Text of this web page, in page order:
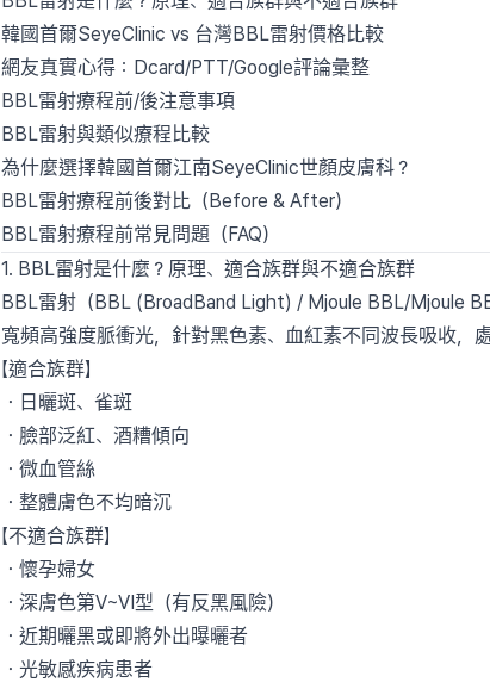
韓國首爾SeyeClinic vs 台灣BBL雷射價格比較
網友真實心得：Dcard/PTT/Google評論彙整
BBL雷射療程前/後注意事項
BBL雷射與類似療程比較
為什麼選擇韓國首爾江南SeyeClinic世顏皮膚科？
BBL雷射療程前後對比（Before & After）
BBL雷射療程前常見問題（FAQ）
1. BBL雷射是什麼？原理、適合族群與不適合族群
BBL雷射（BBL (BroadBand Light) / Mjoule BBL/Mjoule
寬頻高強度脈衝光，針對黑色素、血紅素不同波長吸收，
【適合族群】
・日曬斑、雀斑
・臉部泛紅、酒糟傾向
・微血管絲
・整體膚色不均暗沉
【不適合族群】
・懷孕婦女
・深膚色第V~VI型（有反黑風險）
・近期曬黑或即將外出曝曬者
・光敏感疾病患者